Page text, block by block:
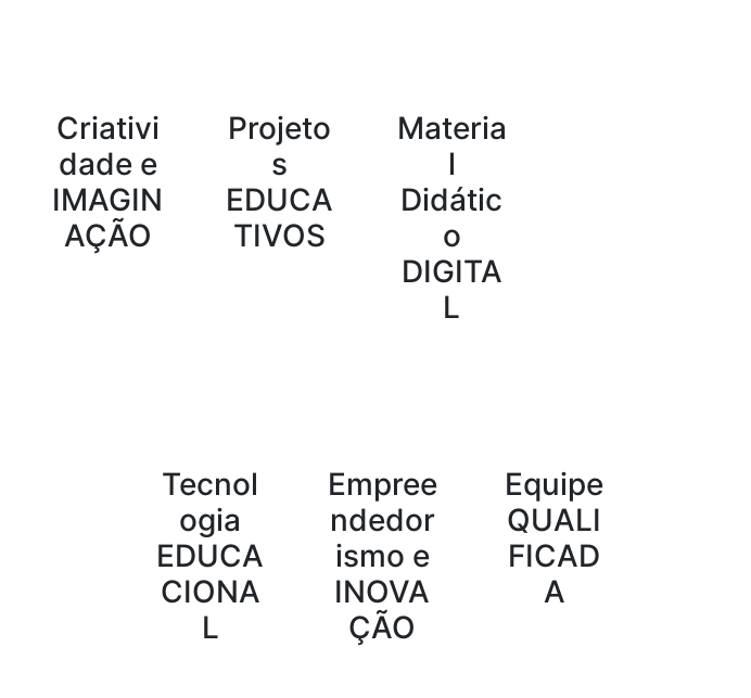
Criativi
dade e
IMAGIN
AÇÃO
Projeto
s
EDUCA
TIVOS
Materia
l
Didátic
o
DIGITA
L
Tecnol
ogia
EDUCA
CIONA
L
Empree
ndedor
ismo e
INOVA
ÇÃO
Equipe
QUALI
FICAD
A